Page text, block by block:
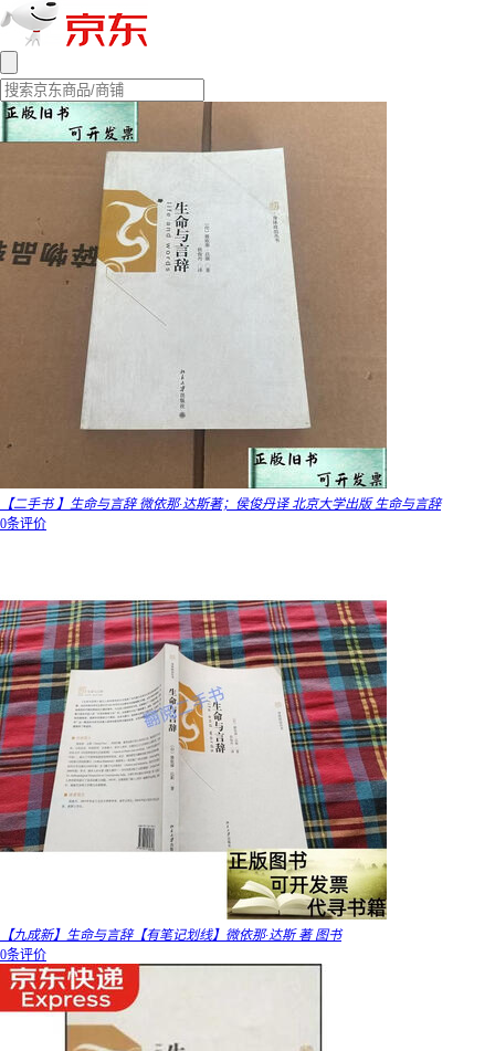
【二手书 】生命与言辞 微依那·达斯著；侯俊丹译 北京大学出版 生命与言辞
0条评价
【九成新】生命与言辞【有笔记划线】微依那·达斯 著 图书
0条评价